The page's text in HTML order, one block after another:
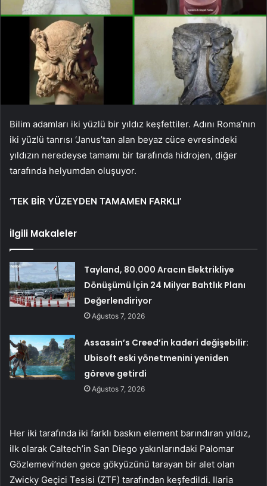
Bilim adamları iki yüzlü bir yıldız keşfettiler. Adını Roma’nın
iki yüzlü tanrısı ‘Janus’tan alan beyaz cüce evresindeki
yıldızın neredeyse tamamı bir tarafında hidrojen, diğer
tarafında helyumdan oluşuyor.
‘TEK BİR YÜZEYDEN TAMAMEN FARKLI’
İlgili Makaleler
Tayland, 80.000 Aracın Elektrikliye
Dönüşümü İçin 24 Milyar Bahtlık Planı
Değerlendiriyor
Ağustos 7, 2026
Assassin’s Creed’in kaderi değişebilir:
Ubisoft eski yönetmenini yeniden
göreve getirdi
Ağustos 7, 2026
Her iki tarafında iki farklı baskın element barındıran yıldız,
ilk olarak Caltech’in San Diego yakınlarındaki Palomar
Gözlemevi’nden gece gökyüzünü tarayan bir alet olan
Zwicky Geçici Tesisi (ZTF) tarafından keşfedildi. Ilaria